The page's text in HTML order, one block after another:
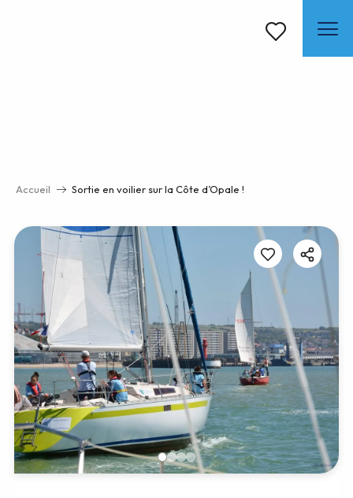
Voir les favoris
Accueil Sortie en voilier sur la Côte d’Opale !